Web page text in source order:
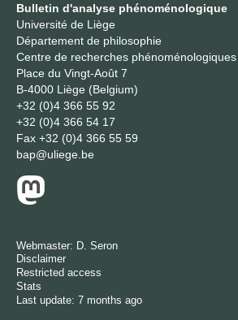
Bulletin d'analyse phénoménologique
Université de Liège
Département de philosophie
Centre de recherches phénoménologiques
Place du Vingt-Août 7
B-4000 Liège (Belgium)
+32 (0)4 366 55 92
+32 (0)4 366 54 17
Fax +32 (0)4 366 55 59
bap@uliege.be
Webmaster: D. Seron
Disclaimer
Restricted access
Stats
Last update: 7 months ago